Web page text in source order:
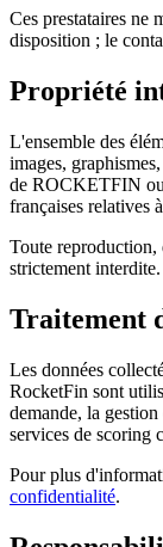
Ces prestataires ne
disposition ; le
Propriété
L'ensemble des
images,
de ROCKETFIN ou
françaises relatives
Toute
strictement interdite.
Traitement
Les données
RocketFin sont
demande, la
services de scoring
Pour plus
confidentialité.